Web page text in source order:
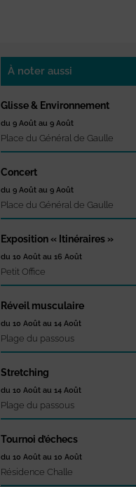
À noter aussi
Glisse & Environnement
du 9 Août au 9 Août
Place du Général de Gaulle
Concert
du 9 Août au 9 Août
Place du Général de Gaulle
Exposition « Itinéraires »
du 10 Août au 16 Août
Petit Office
Réveil musculaire
du 10 Août au 14 Août
Plage du passous
Stretching
du 10 Août au 14 Août
Plage du passous
Tournoi d’échecs
du 10 Août au 10 Août
Résidence Challe